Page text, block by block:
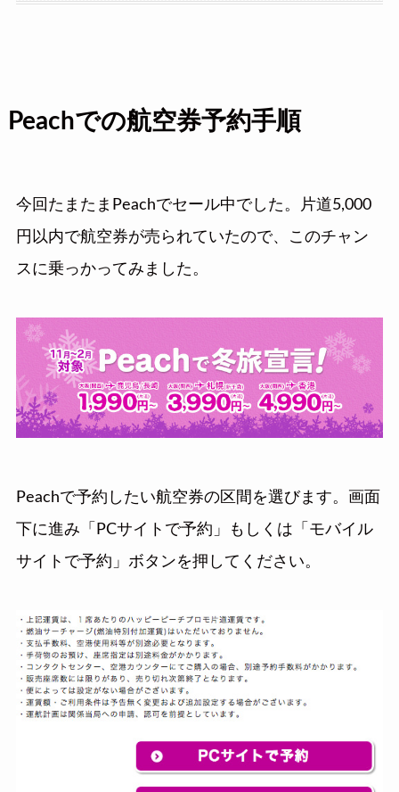
Peachでの航空券予約手順
今回たまたまPeachでセール中でした。片道5,000
円以内で航空券が売られていたので、このチャン
スに乗っかってみました。
Peachで予約したい航空券の区間を選びます。画面
下に進み「PCサイトで予約」もしくは「モバイル
サイトで予約」ボタンを押してください。